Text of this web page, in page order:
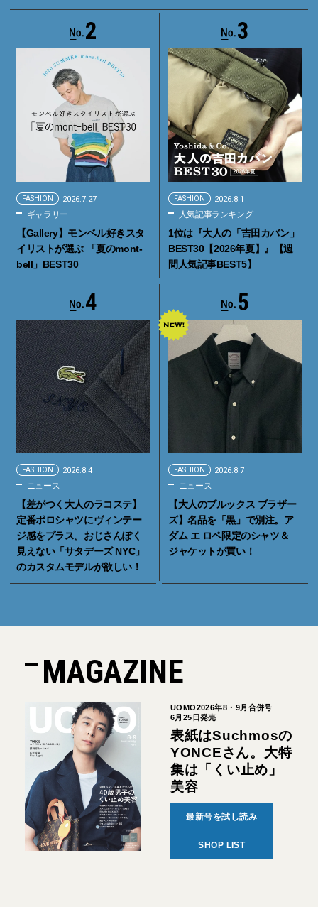
2
FASHION 2026.7.27
ギャラリー
【Gallery】モンベル好きスタ
イリストが選ぶ 「夏のmont-
bell」BEST30
3
FASHION 2026.8.1
人気記事ランキング
1位は『大人の「吉田カバン」
BEST30【2026年夏】』【週
間人気記事BEST5】
4
FASHION 2026.8.4
ニュース
【差がつく大人のラコステ】
定番ポロシャツにヴィンテー
ジ感をプラス。おじさんぽく
見えない「サタデーズ NYC」
のカスタムモデルが欲しい！
5
FASHION 2026.8.7
ニュース
【大人のブルックス ブラザー
ズ】名品を「黒」で別注。ア
ダム エ ロペ限定のシャツ＆
ジャケットが買い！
MAGAZINE
UOMO2026年8・9月合併号
6月25日発売
表紙はSuchmosの
YONCEさん。大特
集は「くい止め」
美容
最新号を試し読み
SHOP LIST